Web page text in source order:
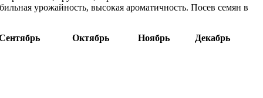
урожайность, высокая ароматичность. Посев семян в
Октябрь Ноябрь
Декабрь